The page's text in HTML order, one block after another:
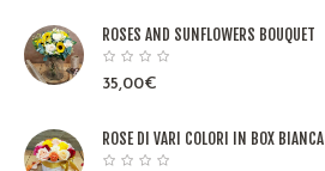
ROSES AND SUNFLOWERS BOUQUET
35,00€
ROSE DI VARI COLORI IN BOX BIANCA